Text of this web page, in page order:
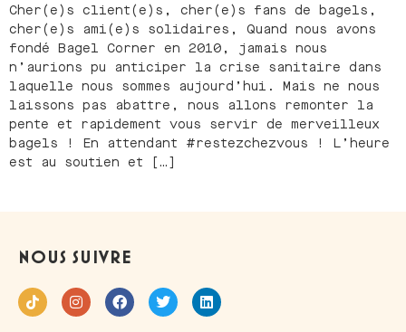
Cher(e)s client(e)s, cher(e)s fans de bagels,
cher(e)s ami(e)s solidaires, Quand nous avons
fondé Bagel Corner en 2010, jamais nous
n’aurions pu anticiper la crise sanitaire dans
laquelle nous sommes aujourd’hui. Mais ne nous
laissons pas abattre, nous allons remonter la
pente et rapidement vous servir de merveilleux
bagels ! En attendant #restezchezvous ! L’heure
est au soutien et […]
NOUS SUIVRE